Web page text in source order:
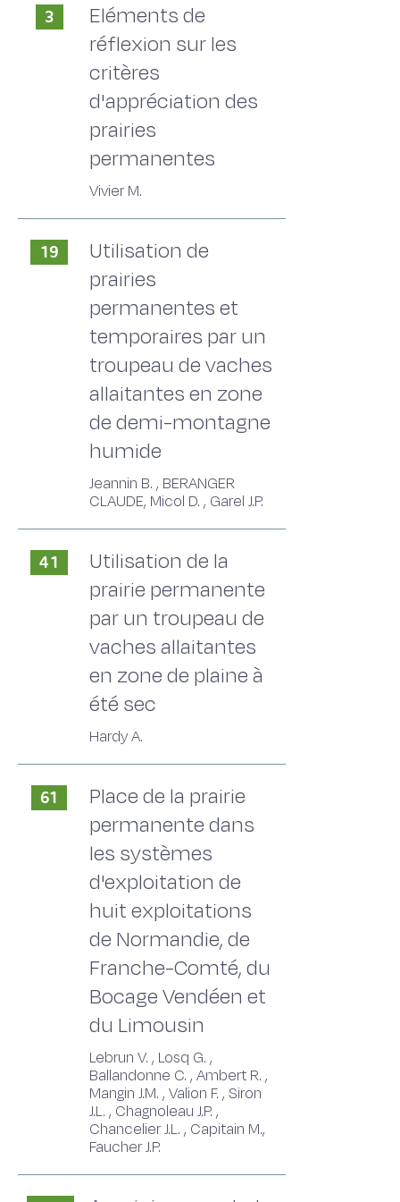
3
Eléments de
réflexion sur les
critères
d'appréciation des
prairies
permanentes
Vivier M.
19
Utilisation de
prairies
permanentes et
temporaires par un
troupeau de vaches
allaitantes en zone
de demi-montagne
humide
Jeannin B. , BERANGER
CLAUDE, Micol D. , Garel J.P.
41
Utilisation de la
prairie permanente
par un troupeau de
vaches allaitantes
en zone de plaine à
été sec
Hardy A.
61
Place de la prairie
permanente dans
les systèmes
d'exploitation de
huit exploitations
de Normandie, de
Franche-Comté, du
Bocage Vendéen et
du Limousin
Lebrun V. , Losq G. ,
Ballandonne C. , Ambert R. ,
Mangin J.M. , Valion F. , Siron
J.L. , Chagnoleau J.P. ,
Chancelier J.L. , Capitain M.,
Faucher J.P.